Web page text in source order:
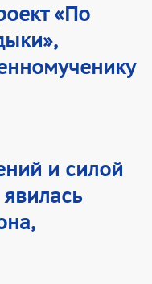
«По
и силой